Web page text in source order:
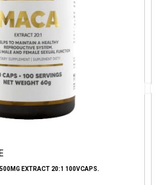
EXTRACT 20:1 100VCAPS.